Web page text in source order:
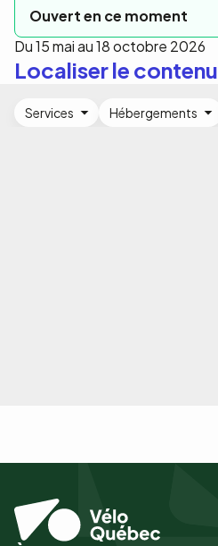
Ouvert en ce moment
Du 15 mai au 18 octobre 2026
Localiser le contenu
Services Hébergements